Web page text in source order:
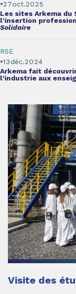
oct.
27 2025
Les sites Arkema du
l’insertion
Solidaire
déc.
13 2024
RSE
Arkema fait
l’industrie aux
Visite des